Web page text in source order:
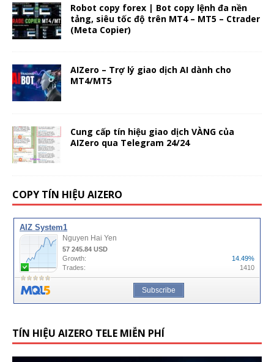
Robot copy forex | Bot copy lệnh đa nền
tảng, siêu tốc độ trên MT4 – MT5 – Ctrader
(Meta Copier)
AIZero – Trợ lý giao dịch AI dành cho
MT4/MT5
Cung cấp tín hiệu giao dịch VÀNG của
AIZero qua Telegram 24/24
COPY TÍN HIỆU AIZERO
TÍN HIỆU AIZERO TELE MIỄN PHÍ